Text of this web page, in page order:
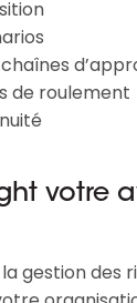
de roulement
votre
gestion des